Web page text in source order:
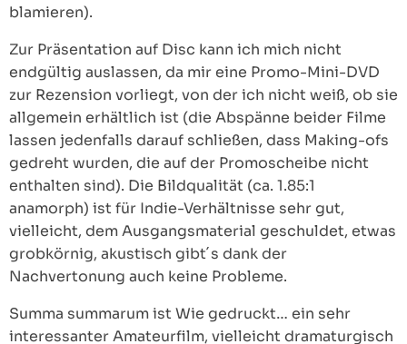
blamieren).
Zur Präsentation auf Disc kann ich mich nicht
endgültig auslassen, da mir eine Promo-Mini-DVD
zur Rezension vorliegt, von der ich nicht weiß, ob sie
allgemein erhältlich ist (die Abspänne beider Filme
lassen jedenfalls darauf schließen, dass Making-ofs
gedreht wurden, die auf der Promoscheibe nicht
enthalten sind). Die Bildqualität (ca. 1.85:1
anamorph) ist für Indie-Verhältnisse sehr gut,
vielleicht, dem Ausgangsmaterial geschuldet, etwas
grobkörnig, akustisch gibt´s dank der
Nachvertonung auch keine Probleme.
Summa summarum ist Wie gedruckt… ein sehr
interessanter Amateurfilm, vielleicht dramaturgisch